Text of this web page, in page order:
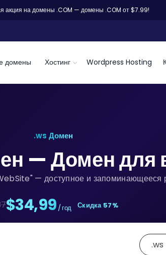
акция на домены .COM — домены .COM от $7.99!
домены Хостинг Wordpress Hosting
.ws Домен
— Домен для
— доступное и запоминающееся
$34,99 / год Скидка 57%
.ws